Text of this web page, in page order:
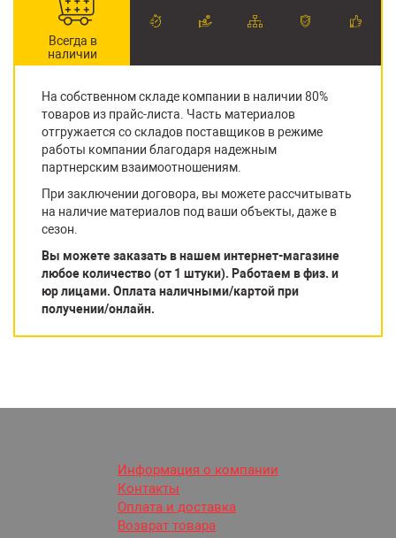
Всегда в
наличии
На собственном складе компании в наличии 80%
товаров из прайс-листа. Часть материалов
отгружается со складов поставщиков в режиме
работы компании благодаря надежным
партнерским взаимоотношениям.
При заключении договора, вы можете рассчитывать
на наличие материалов под ваши объекты, даже в
сезон.
Вы можете заказать в нашем интернет-магазине
любое количество (от 1 штуки). Работаем в физ. и
юр лицами. Оплата наличными/картой при
получении/онлайн.
Информация о компании
Контакты
Оплата и доставка
Возврат товара